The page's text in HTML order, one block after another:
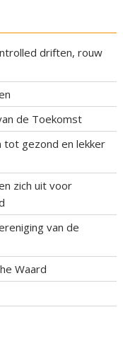
driften, rouw
de Toekomst
tot gezond en lekker
zich uit voor
van de
Waard